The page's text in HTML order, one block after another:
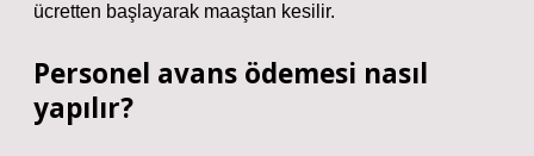
ücretten başlayarak maaştan kesilir.
Personel avans ödemesi nasıl
yapılır?